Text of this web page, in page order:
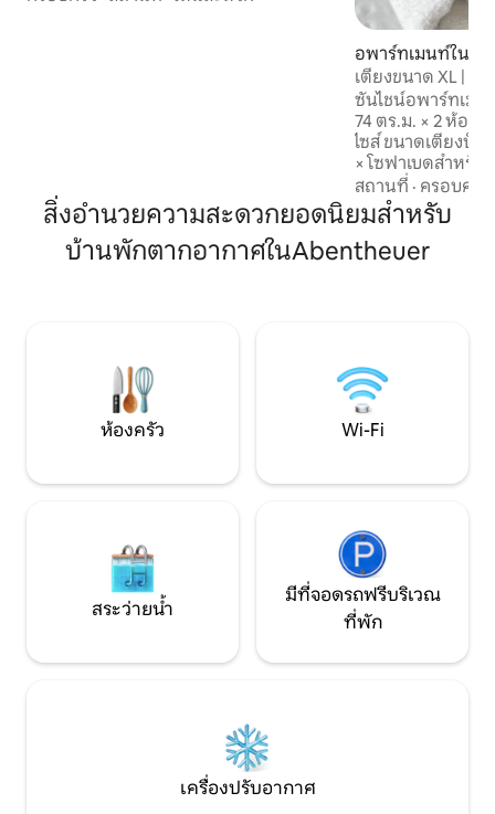
การพักผ่อนหย่อนใจ
อพาร์ทเมนท์ใน
เตียงขนาด XL | 6
อย่างใน 5 นาทีเปลี่
ซันไชน์อพาร์ทเมนท์* × อพาร์ทเมนท์
74 ตร.ม. × 2 ห้อง
ไซส์ ขนาดเตียงบ็อกซ์สปริง (200x200 ซม.)
× โซฟาเบดสำหรับ
ซม.) × ห้องครัวที่
เตาไฟฟ้าแบบเหนี่ยวนำ เตาอบ เ
ขนมปัง กาต้มน้ำ แ
รวมผ้าปูที่นอนแล
สถานที่ · ครอบครัว
สิ่งอำนวยความสะดวกยอดนิยมสำหรับ
บ้านพักตากอากาศในAbentheuer
ห้องครัว Wi-Fi
สระว่ายน้ำ
มีที่จอดรถฟรีบริเวณ
ที่พัก
เครื่องปรับอากาศ